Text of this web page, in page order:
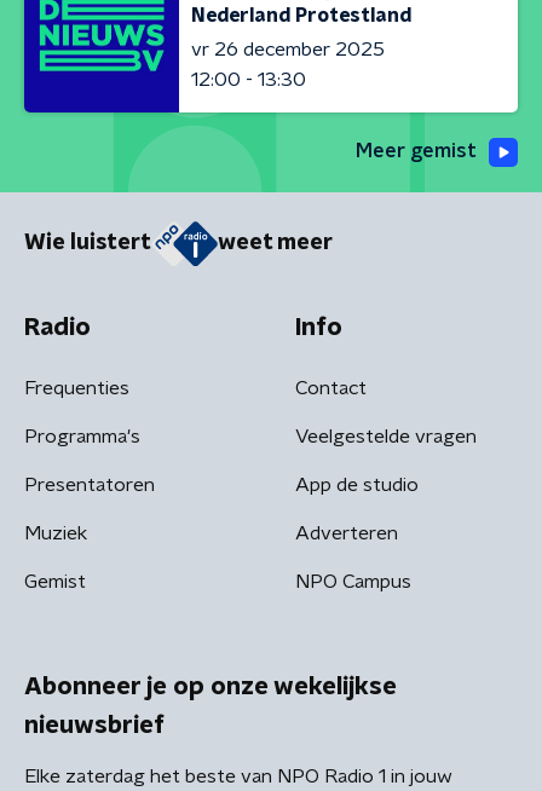
Nederland Protestland
vr 26 december 2025
12:00 - 13:30
Meer gemist
Wie luistert weet meer
Radio
Frequenties
Programma's
Presentatoren
Muziek
Gemist
Info
Contact
Veelgestelde vragen
App de studio
Adverteren
NPO Campus
Abonneer je op onze wekelijkse
nieuwsbrief
Elke zaterdag het beste van NPO Radio 1 in jouw